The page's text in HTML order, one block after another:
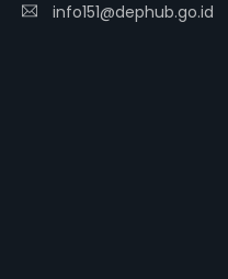
info151@dephub.go.id